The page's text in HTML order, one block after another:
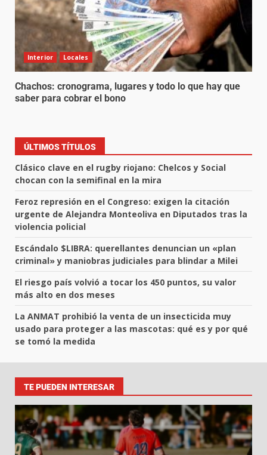
Interior Locales
Chachos: cronograma, lugares y todo lo que hay que
saber para cobrar el bono
ÚLTIMOS TÍTULOS
Clásico clave en el rugby riojano: Chelcos y Social
chocan con la semifinal en la mira
Feroz represión en el Congreso: exigen la citación
urgente de Alejandra Monteoliva en Diputados tras la
violencia policial
Escándalo $LIBRA: querellantes denuncian un «plan
criminal» y maniobras judiciales para blindar a Milei
El riesgo país volvió a tocar los 450 puntos, su valor
más alto en dos meses
La ANMAT prohibió la venta de un insecticida muy
usado para proteger a las mascotas: qué es y por qué
se tomó la medida
TE PUEDEN INTERESAR